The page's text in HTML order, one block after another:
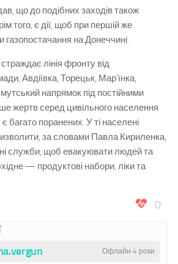
що до подібних заходів також
того, є дії, щоб при першій же
газопостачання на Донеччині.
лінія фронту від
Авдіївка, Торецьк, Мар’їнка,
напрямок під постійними
жертв серед цивільного населення
багато поранених. У ті населені
за словами Павла Кириленка,
служби, щоб евакуювати людей та
— продуктові набори, ліки та
0
Офлайн 4 роки